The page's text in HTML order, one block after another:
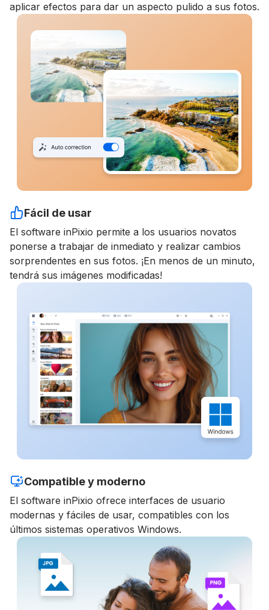
aplicar efectos para dar un aspecto pulido a sus fotos.
Fácil de usar
El software inPixio permite a los usuarios novatos
ponerse a trabajar de inmediato y realizar cambios
sorprendentes en sus fotos. ¡En menos de un minuto,
tendrá sus imágenes modificadas!
Compatible y moderno
El software inPixio ofrece interfaces de usuario
modernas y fáciles de usar, compatibles con los
últimos sistemas operativos Windows.